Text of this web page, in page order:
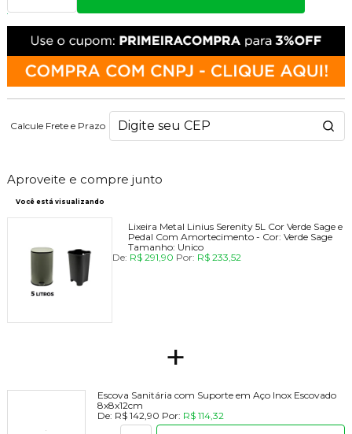
Calcule Frete e Prazo
Aproveite e compre junto
Você está visualizando
Lixeira Metal Linius Serenity 5L Cor Verde Sage e
Pedal Com Amortecimento - Cor: Verde Sage
Tamanho: Unico
De: R$ 291,90 Por: R$ 233,52
+
Escova Sanitária com Suporte em Aço Inox Escovado
8x8x12cm
De: R$ 142,90 Por: R$ 114,32